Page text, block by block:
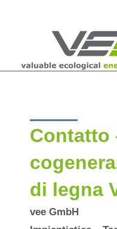
Contatto
di legna
vee GmbH